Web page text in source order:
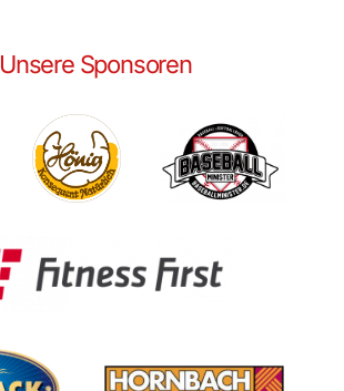
Unsere Sponsoren